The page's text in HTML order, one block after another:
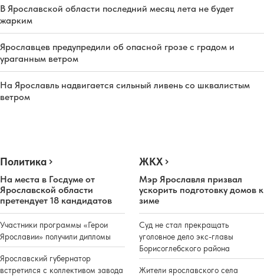
В Ярославской области последний месяц лета не будет
жарким
Ярославцев предупредили об опасной грозе с градом и
ураганным ветром
На Ярославль надвигается сильный ливень со шквалистым
ветром
Политика
На места в Госдуме от
Ярославской области
претендует 18 кандидатов
Участники программы «Герои
Ярославии» получили дипломы
Ярославский губернатор
встретился с коллективом завода
ЖКХ
Мэр Ярославля призвал
ускорить подготовку домов к
зиме
Суд не стал прекращать
уголовное дело экс-главы
Борисоглебского района
Жители ярославского села